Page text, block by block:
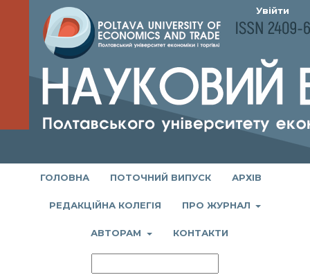
ГОЛОВНА ПОТОЧНИЙ ВИПУСК АРХІВ
РЕДАКЦІЙНА КОЛЕГІЯ ПРО ЖУРНАЛ
АВТОРАМ КОНТАКТИ
Увійти